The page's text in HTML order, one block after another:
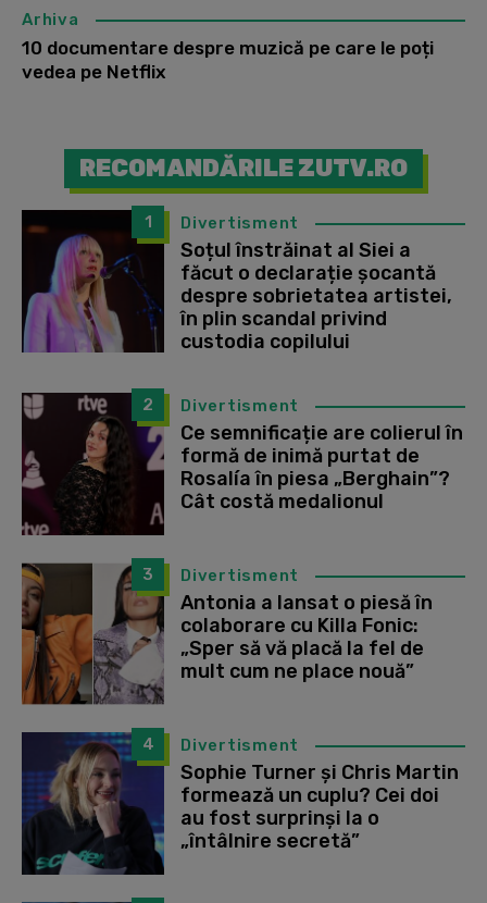
Arhiva
10 documentare despre muzică pe care le poți
vedea pe Netflix
RECOMANDĂRILE ZUTV.RO
1 Divertisment
Soțul înstrăinat al Siei a
făcut o declarație șocantă
despre sobrietatea artistei,
în plin scandal privind
custodia copilului
2 Divertisment
Ce semnificație are colierul în
formă de inimă purtat de
Rosalía în piesa „Berghain”?
Cât costă medalionul
3 Divertisment
Antonia a lansat o piesă în
colaborare cu Killa Fonic:
„Sper să vă placă la fel de
mult cum ne place nouă”
4 Divertisment
Sophie Turner și Chris Martin
formează un cuplu? Cei doi
au fost surprinși la o
„întâlnire secretă”